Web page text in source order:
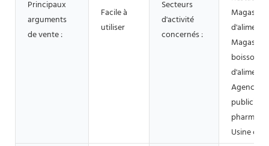
Principaux
arguments
de vente :
Facile à
utiliser
Secteurs
d'activité
concernés :
Magasin
Magasins
boissons
Agence de
publicité,
Usine